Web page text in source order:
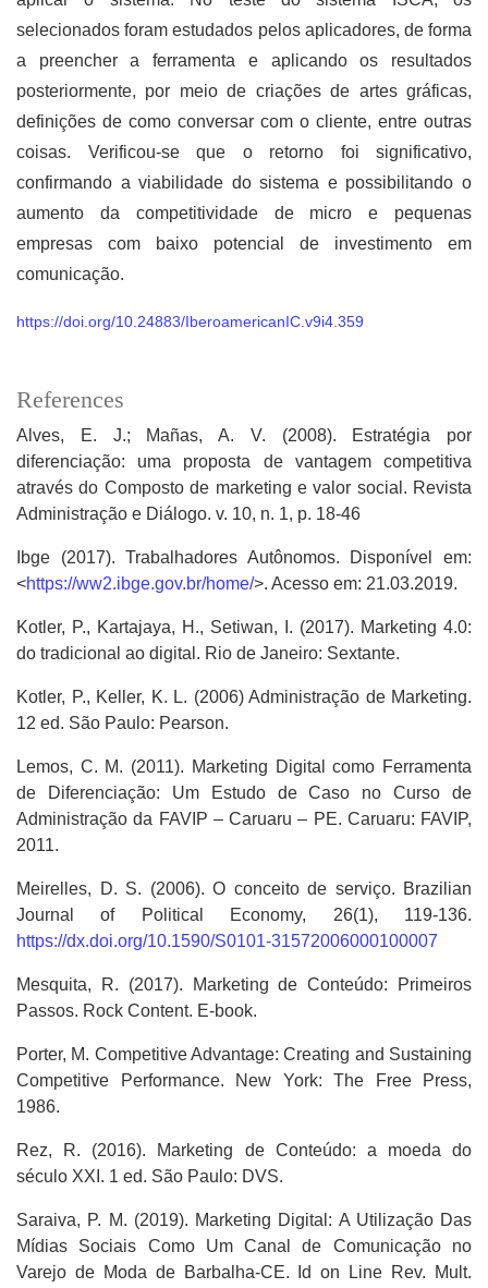
selecionados foram estudados pelos aplicadores, de forma
a preencher a ferramenta e aplicando os resultados
posteriormente, por meio de criações de artes gráficas,
definições de como conversar com o cliente, entre outras
coisas. Verificou-se que o retorno foi significativo,
confirmando a viabilidade do sistema e possibilitando o
aumento da competitividade de micro e pequenas
empresas com baixo potencial de investimento em
comunicação.
https://doi.org/10.24883/IberoamericanIC.v9i4.359
References
Alves, E. J.; Mañas, A. V. (2008). Estratégia por
diferenciação: uma proposta de vantagem competitiva
através do Composto de marketing e valor social. Revista
Administração e Diálogo. v. 10, n. 1, p. 18-46
Ibge (2017). Trabalhadores Autônomos. Disponível em:
<https://ww2.ibge.gov.br/home/>. Acesso em: 21.03.2019.
Kotler, P., Kartajaya, H., Setiwan, I. (2017). Marketing 4.0:
do tradicional ao digital. Rio de Janeiro: Sextante.
Kotler, P., Keller, K. L. (2006) Administração de Marketing.
12 ed. São Paulo: Pearson.
Lemos, C. M. (2011). Marketing Digital como Ferramenta
de Diferenciação: Um Estudo de Caso no Curso de
Administração da FAVIP – Caruaru – PE. Caruaru: FAVIP,
2011.
Meirelles, D. S. (2006). O conceito de serviço. Brazilian
Journal of Political Economy, 26(1), 119-136.
https://dx.doi.org/10.1590/S0101-31572006000100007
Mesquita, R. (2017). Marketing de Conteúdo: Primeiros
Passos. Rock Content. E-book.
Porter, M. Competitive Advantage: Creating and Sustaining
Competitive Performance. New York: The Free Press,
1986.
Rez, R. (2016). Marketing de Conteúdo: a moeda do
século XXI. 1 ed. São Paulo: DVS.
Saraiva, P. M. (2019). Marketing Digital: A Utilização Das
Mídias Sociais Como Um Canal de Comunicação no
Varejo de Moda de Barbalha-CE. Id on Line Rev. Mult.